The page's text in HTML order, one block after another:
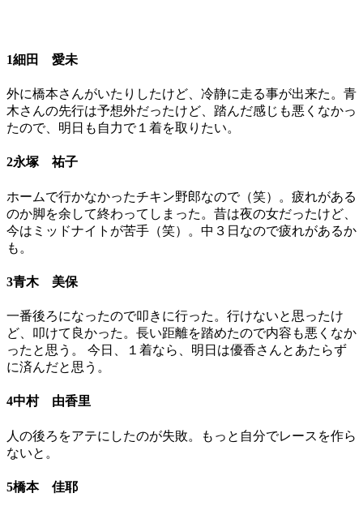
1細田 愛未
外に橋本さんがいたりしたけど、冷静に走る事が出来た。青
木さんの先行は予想外だったけど、踏んだ感じも悪くなかっ
たので、明日も自力で１着を取りたい。
2永塚 祐子
ホームで行かなかったチキン野郎なので（笑）。疲れがある
のか脚を余して終わってしまった。昔は夜の女だったけど、
今はミッドナイトが苦手（笑）。中３日なので疲れがあるか
も。
3青木 美保
一番後ろになったので叩きに行った。行けないと思ったけ
ど、叩けて良かった。長い距離を踏めたので内容も悪くなか
ったと思う。 今日、１着なら、明日は優香さんとあたらず
に済んだと思う。
4中村 由香里
人の後ろをアテにしたのが失敗。もっと自分でレースを作ら
ないと。
5橋本 佳耶